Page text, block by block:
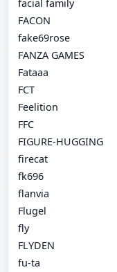
facial family
FACON
fake69rose
FANZA GAMES
Fataaa
FCT
Feelition
FFC
FIGURE-HUGGING
firecat
fk696
flanvia
Flugel
fly
FLYDEN
fu-ta